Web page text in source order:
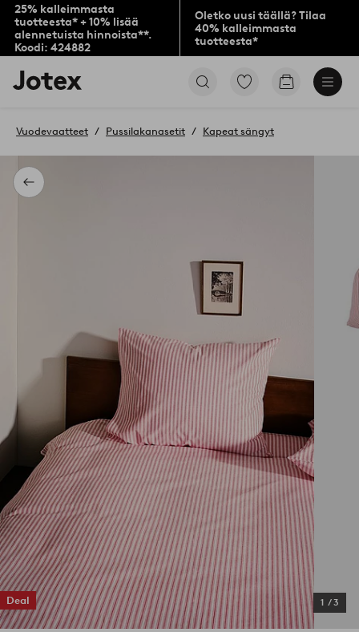
25% kalleimmasta
tuotteesta* + 10% lisää
alennetuista hinnoista**.
Koodi: 424882
Oletko uusi täällä? Tilaa
40% kalleimmasta
tuotteesta*
Jotex-
logo
aloitussivulle
Siirry
Siirry
Takaisin
Vuodevaatteet Pussilakanasetit Kapeat sängyt
Deal 1 /3